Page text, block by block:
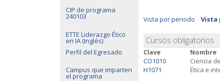
CIP de programa
240103
ETTE Liderazgo Ético
en IA (Inglés)
Perfil del Egresado
Campus que imparten
el programa
Vista por periodo
Vista
Cursos obligatorios
Clave Nombre
CO1010
Ciencia
H1071
Ética e